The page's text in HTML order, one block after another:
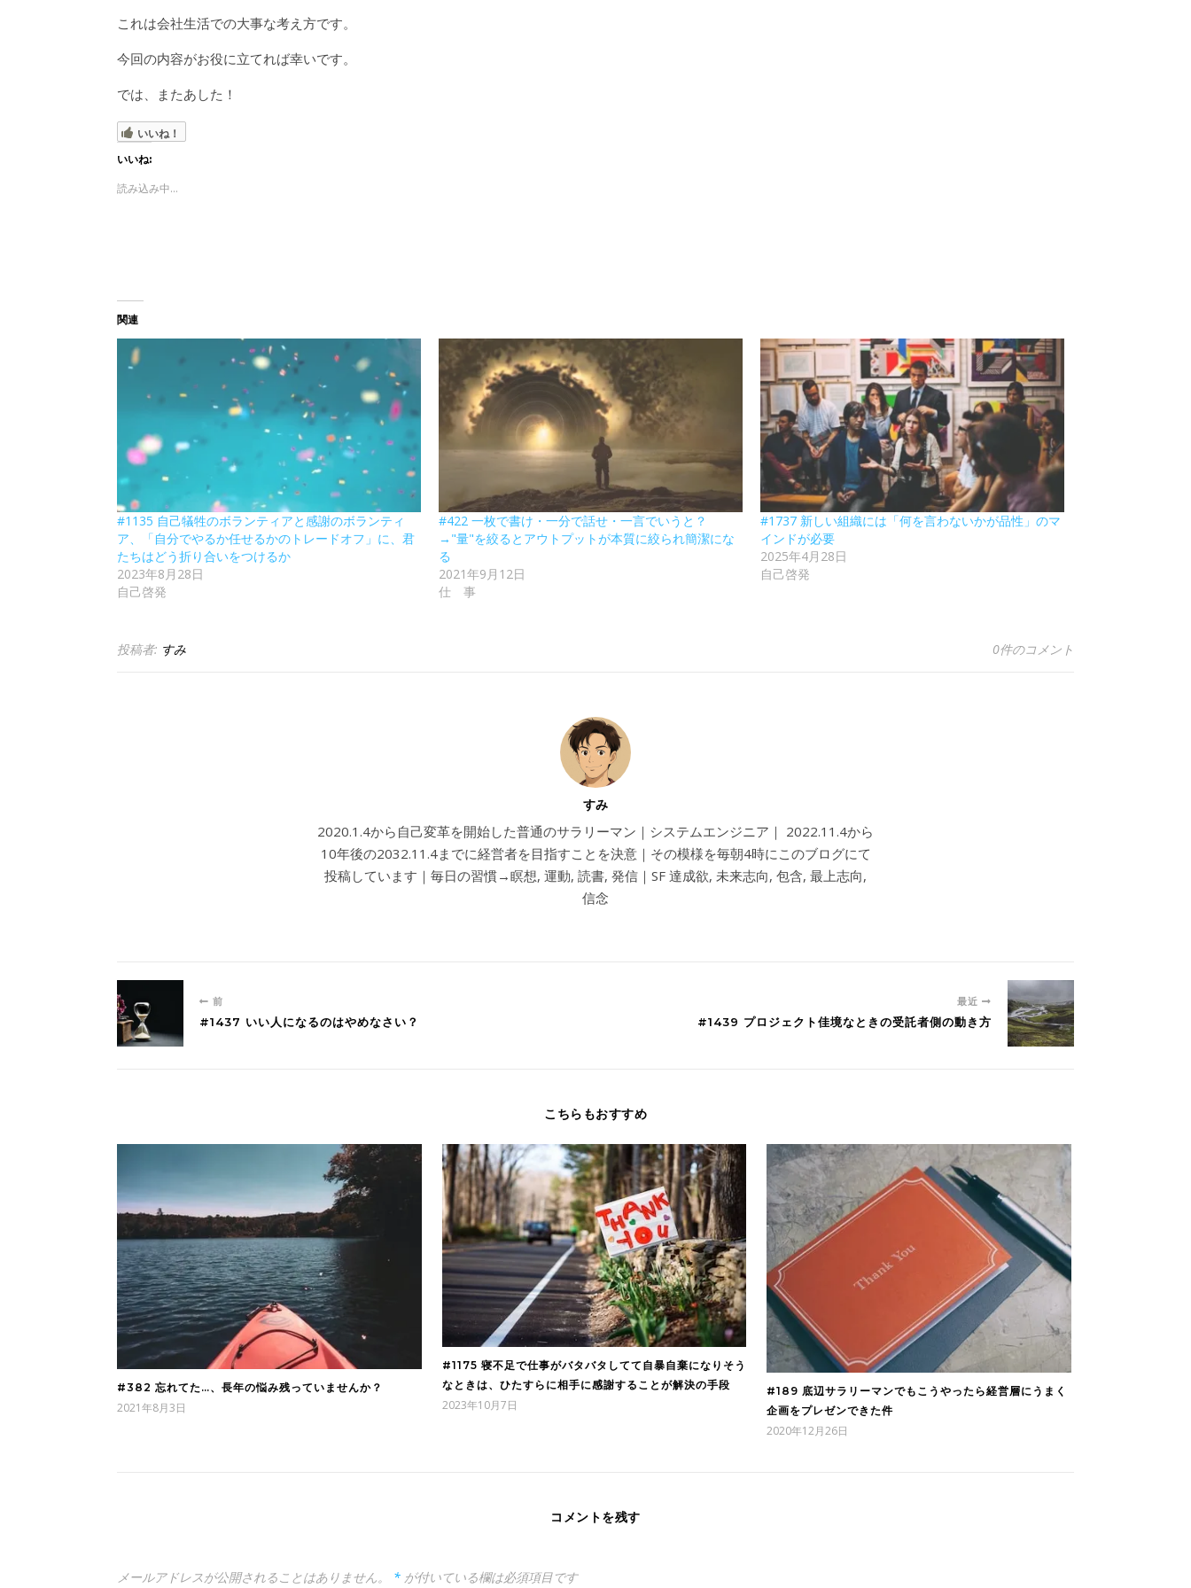
これは会社生活での大事な考え方です。
今回の内容がお役に立てれば幸いです。
では、またあした！
いいね！
いいね:
読み込み中...
関連
#1135 自己犠牲のボランティアと感謝のボランティ
ア、「自分でやるか任せるかのトレードオフ」に、君
たちはどう折り合いをつけるか
2023年8月28日
自己啓発
#422 一枚で書け・一分で話せ・一言でいうと？
→"量"を絞るとアウトプットが本質に絞られ簡潔にな
る
2021年9月12日
仕 事
#1737 新しい組織には「何を言わないかが品性」のマ
インドが必要
2025年4月28日
自己啓発
投稿者: すみ 0件のコメント
すみ
2020.1.4から自己変革を開始した普通のサラリーマン｜システムエンジニア｜ 2022.11.4から
10年後の2032.11.4までに経営者を目指すことを決意｜その模様を毎朝4時にこのブログにて
投稿しています｜毎日の習慣→瞑想, 運動, 読書, 発信｜SF 達成欲, 未来志向, 包含, 最上志向,
信念
前
#1437 いい人になるのはやめなさい？
最近
#1439 プロジェクト佳境なときの受託者側の動き方
こちらもおすすめ
#382 忘れてた…、長年の悩み残っていませんか？
2021年8月3日
#1175 寝不足で仕事がバタバタしてて自暴自棄になりそう
なときは、ひたすらに相手に感謝することが解決の手段
2023年10月7日
#189 底辺サラリーマンでもこうやったら経営層にうまく
企画をプレゼンできた件
2020年12月26日
コメントを残す
メールアドレスが公開されることはありません。 * が付いている欄は必須項目です